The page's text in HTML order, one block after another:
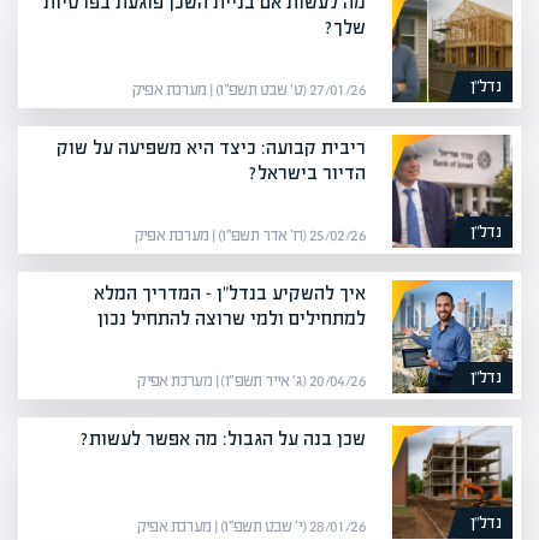
נדל”ן
שלך?
27/01/26 (ט׳ שבט תשפ״ו) | מערכת אפיק
נדל”ן
ריבית קבועה: כיצד היא משפיעה על שוק
הדיור בישראל?
25/02/26 (ח׳ אדר תשפ״ו) | מערכת אפיק
נדל”ן
איך להשקיע בנדל"ן – המדריך המלא
למתחילים ולמי שרוצה להתחיל נכון
20/04/26 (ג׳ אייר תשפ״ו) | מערכת אפיק
נדל”ן
שכן בנה על הגבול: מה אפשר לעשות?
28/01/26 (י׳ שבט תשפ״ו) | מערכת אפיק